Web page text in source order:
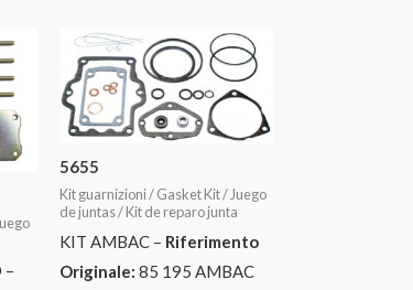
–
5655
Kit guarnizioni / Gasket Kit / Juego
de juntas / Kit de reparo junta
KIT AMBAC – Riferimento
Originale: 85 195 AMBAC